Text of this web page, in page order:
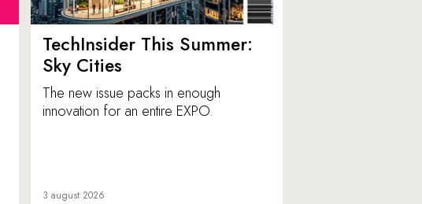
TechInsider This Summer:
Sky Cities
The new issue packs in enough
innovation for an entire EXPO.
3 august 2026